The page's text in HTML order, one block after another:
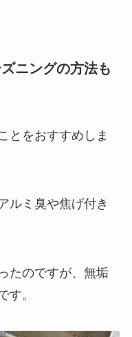
ニングの方法も
とをおすすめしま
ルミ臭や焦げ付き
たのですが、無垢
す。